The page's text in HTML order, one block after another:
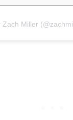
Miller